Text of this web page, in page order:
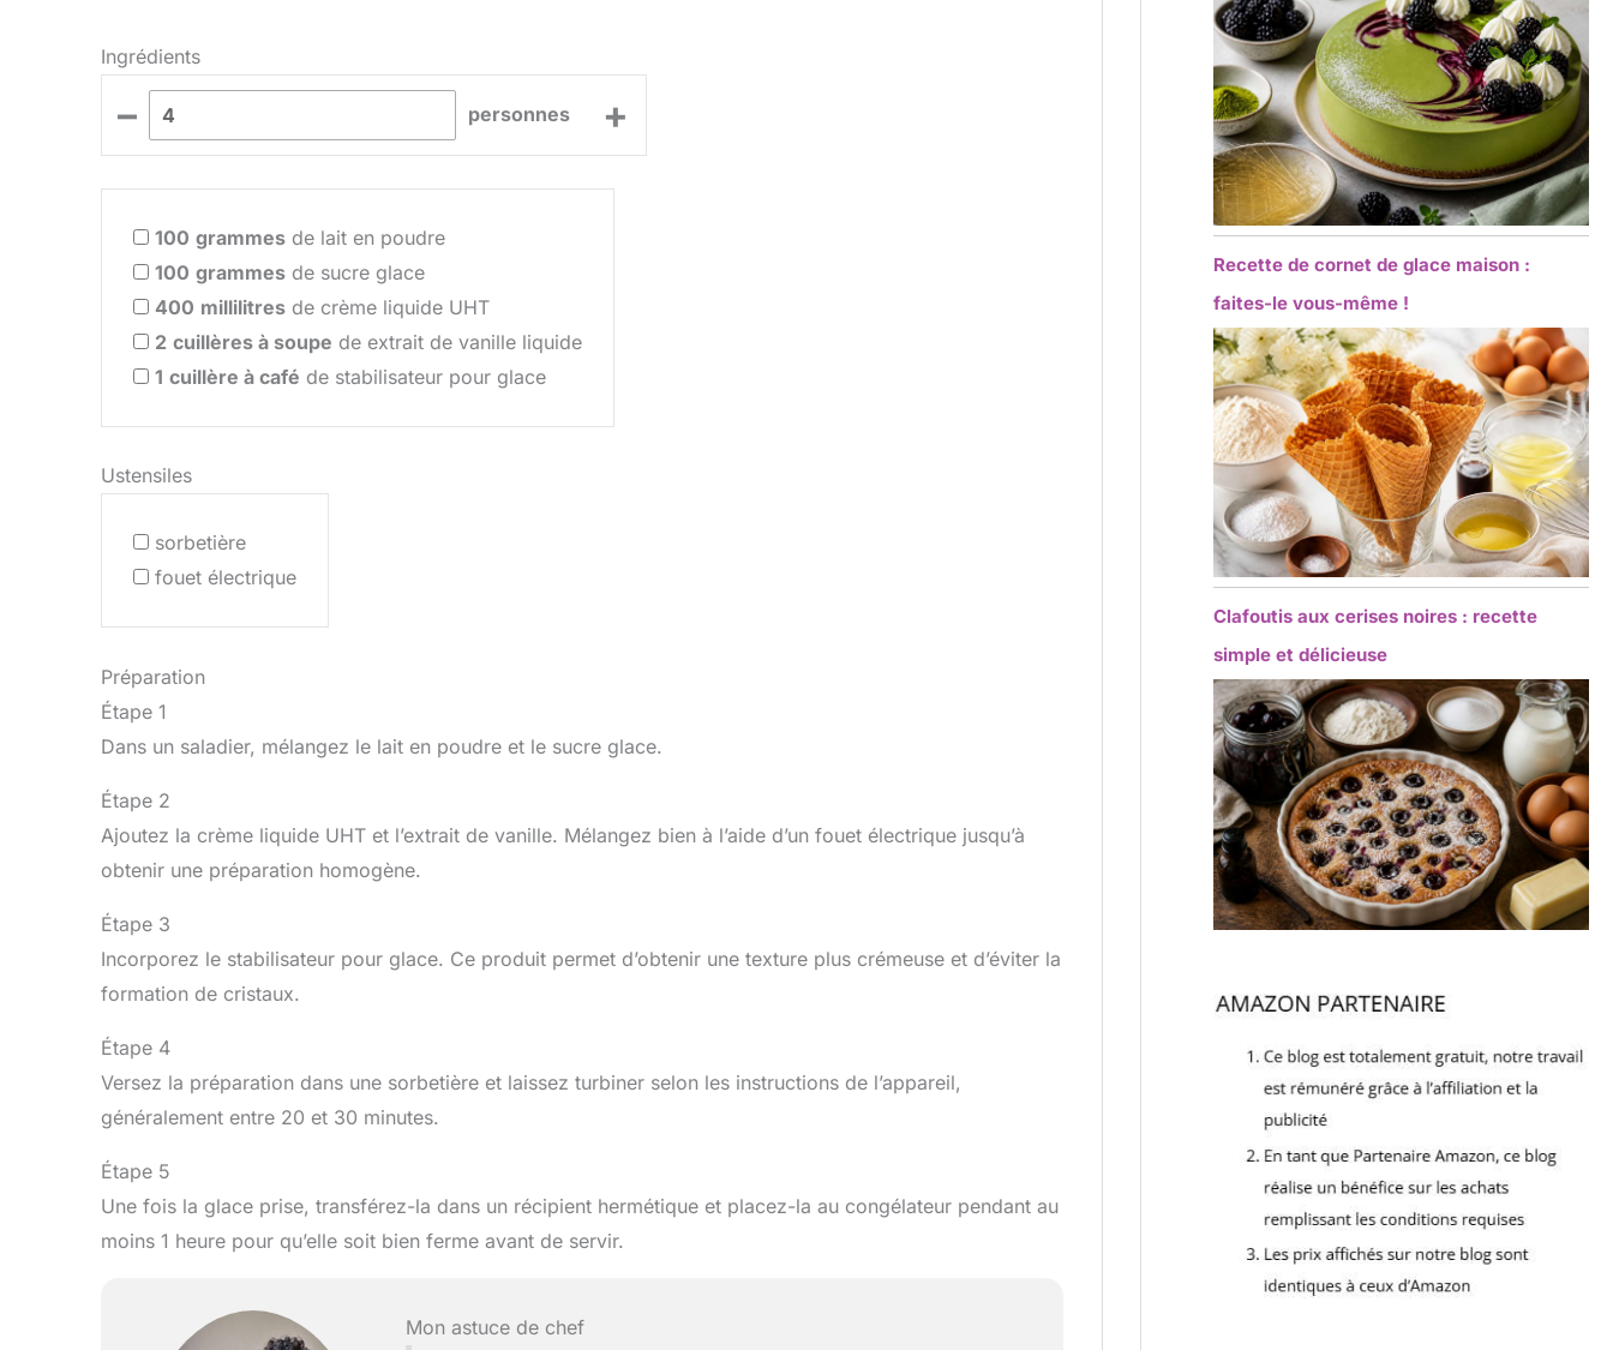
Ingrédients
– personnes +
100 grammes de lait en poudre
100 grammes de sucre glace
400 millilitres de crème liquide UHT
2 cuillères à soupe de extrait de vanille liquide
1 cuillère à café de stabilisateur pour glace
Ustensiles
sorbetière
fouet électrique
Préparation
Étape 1
Dans un saladier, mélangez le lait en poudre et le sucre glace.
Étape 2
Ajoutez la crème liquide UHT et l’extrait de vanille. Mélangez bien à l’aide d’un fouet électrique jusqu’à
obtenir une préparation homogène.
Étape 3
Incorporez le stabilisateur pour glace. Ce produit permet d’obtenir une texture plus crémeuse et d’éviter la
formation de cristaux.
Étape 4
Versez la préparation dans une sorbetière et laissez turbiner selon les instructions de l’appareil,
généralement entre 20 et 30 minutes.
Étape 5
Une fois la glace prise, transférez-la dans un récipient hermétique et placez-la au congélateur pendant au
moins 1 heure pour qu’elle soit bien ferme avant de servir.
Mon astuce de chef
Recette de cornet de glace maison :
faites-le vous-même !
Clafoutis aux cerises noires : recette
simple et délicieuse